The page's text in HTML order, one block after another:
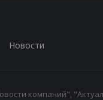
Новости
компаний",